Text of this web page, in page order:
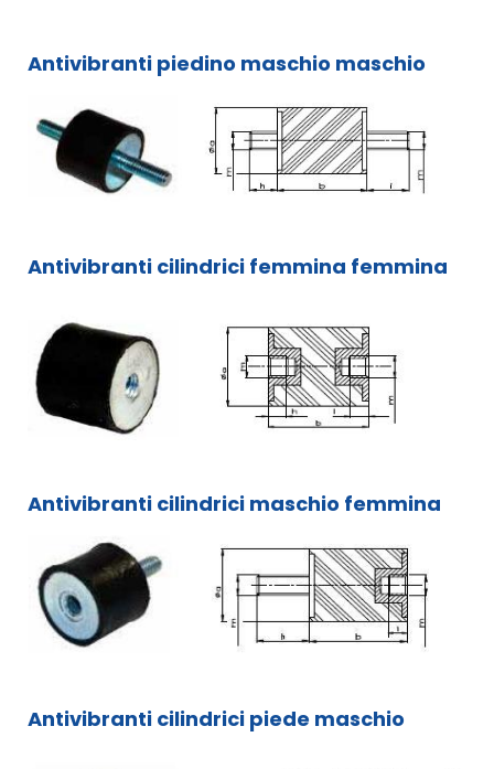
Antivibranti piedino maschio maschio
Antivibranti cilindrici femmina femmina
Antivibranti cilindrici maschio femmina
Antivibranti cilindrici piede maschio